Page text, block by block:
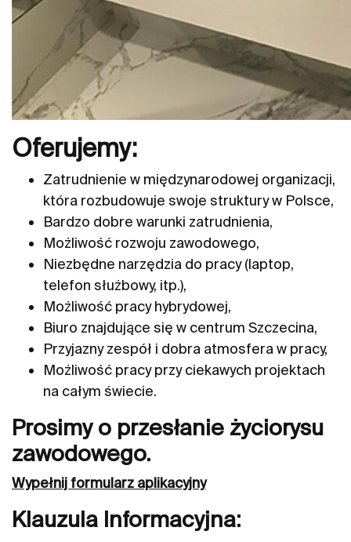
Oferujemy:
Zatrudnienie w międzynarodowej organizacji,
która rozbudowuje swoje struktury w Polsce,
Bardzo dobre warunki zatrudnienia,
Możliwość rozwoju zawodowego,
Niezbędne narzędzia do pracy (laptop,
telefon służbowy, itp.),
Możliwość pracy hybrydowej,
Biuro znajdujące się w centrum Szczecina,
Przyjazny zespół i dobra atmosfera w pracy,
Możliwość pracy przy ciekawych projektach
na całym świecie.
Prosimy o przesłanie życiorysu
zawodowego.
Wypełnij formularz aplikacyjny
Klauzula Informacyjna: